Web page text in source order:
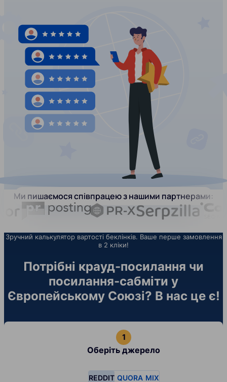
Ми пишаємося співпрацею з нашими партнерами:
Зручний калькулятор вартості беклінків. Ваше перше замовлення
в 2 кліки!
Потрібні крауд-посилання чи
посилання-сабміти у
Європейському Союзі? В нас це є!
Оберіть джерело
REDDIT QUORA MIX